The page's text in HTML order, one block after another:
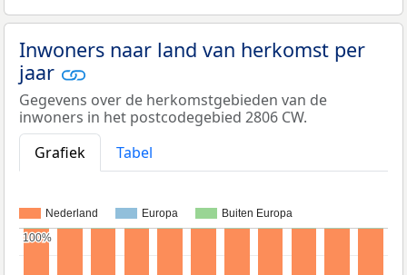
Inwoners naar land van herkomst per
jaar
Gegevens over de herkomstgebieden van de
inwoners in het postcodegebied 2806 CW.
Grafiek
Tabel
Nederland Europa Buiten Europa
100%
100%